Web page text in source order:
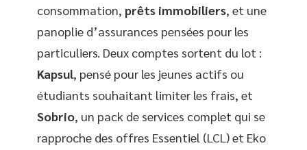
consommation, prêts immobiliers, et une
panoplie d’assurances pensées pour les
particuliers. Deux comptes sortent du lot :
Kapsul, pensé pour les jeunes actifs ou
étudiants souhaitant limiter les frais, et
Sobrio, un pack de services complet qui se
rapproche des offres Essentiel (LCL) et Eko